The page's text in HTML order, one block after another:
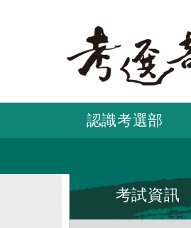
要
容
認識考選部
考試資訊